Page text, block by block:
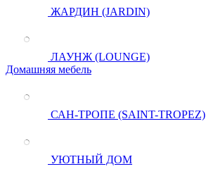
ЖАРДИН (JARDIN)
ЛАУНЖ (LOUNGE)
Домашняя мебель
САН-ТРОПЕ (SAINT-TROPEZ)
УЮТНЫЙ ДОМ